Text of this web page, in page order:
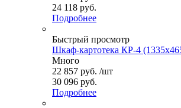
24 118 руб.
Подробнее
Быстрый просмотр
Шкаф-картотека КР-4
Много
22 857 руб. /шт
30 096 руб.
Подробнее